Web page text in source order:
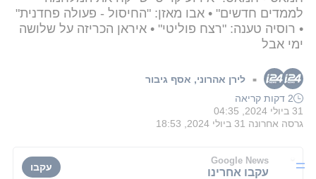
לממדים חדשים" • אבו מאזן: "החיסול - פעולה פחדנית"
• רוסיה טענה: "רצח פוליטי" • איראן הכריזה על שלושה
ימי אבל
■ לירן אהרוני, אסף גיבור
2 דקות קריאה
31 ביולי 2024, 04:35
גרסה אחרונה 31 ביולי 2024, 18:53
Google News
עקבו אחרינו עקבו